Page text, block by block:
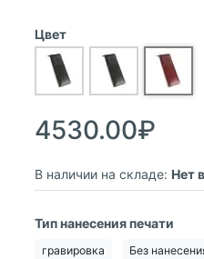
Цвет
4530.00₽
В наличии на складе: Нет
Тип нанесения печати
гравировка Без